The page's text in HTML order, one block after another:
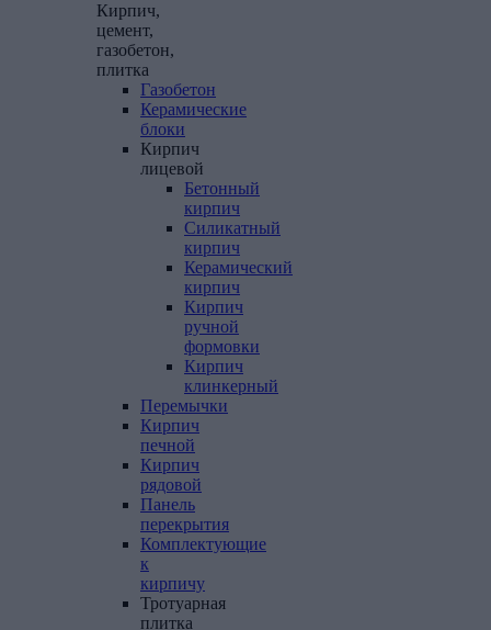
Кирпич,
цемент,
газобетон,
плитка
Газобетон
Керамические
блоки
Кирпич
лицевой
Бетонный
кирпич
Силикатный
кирпич
Керамический
кирпич
Кирпич
ручной
формовки
Кирпич
клинкерный
Перемычки
Кирпич
печной
Кирпич
рядовой
Панель
перекрытия
Комплектующие
к
кирпичу
Тротуарная
плитка